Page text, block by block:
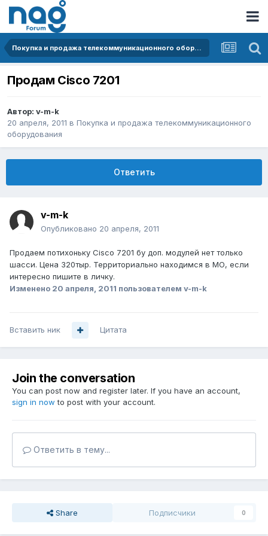
Покупка и продажа телекоммуникационного оборудования
Продам Cisco 7201
Автор: v-m-k
20 апреля, 2011 в Покупка и продажа телекоммуникационного
оборудования
Ответить
v-m-k
Опубликовано 20 апреля, 2011
Продаем потихоньку Cisco 7201 бу доп. модулей нет только
шасси. Цена 320тыр. Территориально находимся в МО, если
интересно пишите в личку.
Изменено 20 апреля, 2011 пользователем v-m-k
Вставить ник Цитата
Join the conversation
You can post now and register later. If you have an account,
sign in now to post with your account.
Ответить в тему...
Share Подписчики 0